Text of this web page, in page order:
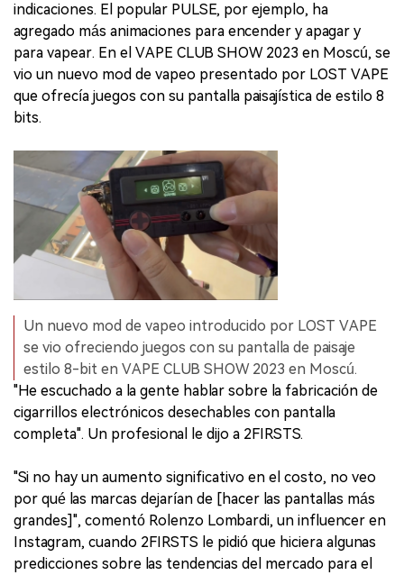
indicaciones. El popular PULSE, por ejemplo, ha
agregado más animaciones para encender y apagar y
para vapear. En el VAPE CLUB SHOW 2023 en Moscú, se
vio un nuevo mod de vapeo presentado por LOST VAPE
que ofrecía juegos con su pantalla paisajística de estilo 8
bits.
Un nuevo mod de vapeo introducido por LOST VAPE
se vio ofreciendo juegos con su pantalla de paisaje
estilo 8-bit en VAPE CLUB SHOW 2023 en Moscú.
"He escuchado a la gente hablar sobre la fabricación de
cigarrillos electrónicos desechables con pantalla
completa". Un profesional le dijo a 2FIRSTS.
"Si no hay un aumento significativo en el costo, no veo
por qué las marcas dejarían de [hacer las pantallas más
grandes]", comentó Rolenzo Lombardi, un influencer en
Instagram, cuando 2FIRSTS le pidió que hiciera algunas
predicciones sobre las tendencias del mercado para el